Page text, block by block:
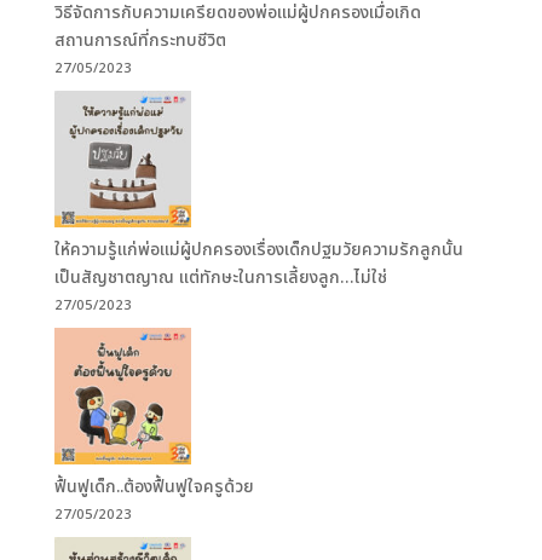
วิธีจัดการกับความเครียดของพ่อแม่ผู้ปกครองเมื่อเกิด
สถานการณ์ที่กระทบชีวิต
27/05/2023
ให้ความรู้แก่พ่อแม่ผู้ปกครองเรื่องเด็กปฐมวัยความรักลูกนั้น
เป็นสัญชาตญาณ แต่ทักษะในการเลี้ยงลูก…ไม่ใช่
27/05/2023
ฟื้นฟูเด็ก..ต้องฟื้นฟูใจครูด้วย
27/05/2023